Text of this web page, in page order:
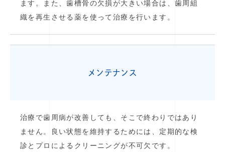
ます。また、歯槽骨の欠損が大きい場合は、歯周組
織を再生させる薬を使って治療を行います。
メンテナンス
治療で歯周病が改善しても、そこで終わりではあり
ません。良い状態を維持するためには、定期的な検
診とプロによるクリーニングが不可欠です。